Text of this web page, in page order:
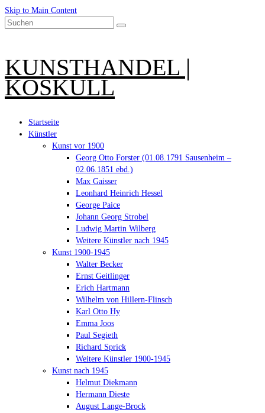
Skip to Main Content
Suchen
KUNSTHANDEL |
KOSKULL
Startseite
Künstler
Kunst vor 1900
Georg Otto Forster (01.08.1791 Sausenheim –
02.06.1851 ebd.)
Max Gaisser
Leonhard Heinrich Hessel
George Paice
Johann Georg Strobel
Ludwig Martin Wilberg
Weitere Künstler nach 1945
Kunst 1900-1945
Walter Becker
Ernst Geitlinger
Erich Hartmann
Wilhelm von Hillern-Flinsch
Karl Otto Hy
Emma Joos
Paul Segieth
Richard Sprick
Weitere Künstler 1900-1945
Kunst nach 1945
Helmut Diekmann
Hermann Dieste
August Lange-Brock